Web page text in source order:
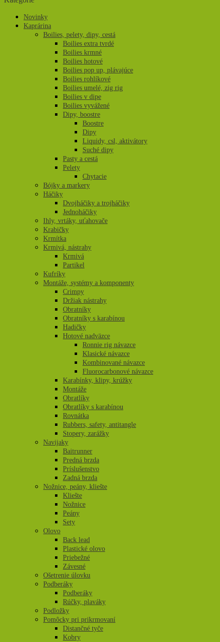
Novinky
Kaprárina
Boilies, pelety, dipy, cestá
Boilies extra tvrdé
Boilies krmné
Boilies hotové
Boilies pop up, plávajúce
Boilies rohlíkové
Boilies umelé, zig rig
Boilies v dipe
Boilies vyvážené
Dipy, boostre
Boostre
Dipy
Liquidy, csl, aktivátory
Suché dipy
Pasty a cestá
Pelety
Chytacie
Bójky a markery
Háčiky
Dvojháčiky a trojháčiky
Jednoháčiky
Ihly, vrtáky, uťahovače
Krabičky
Krmítka
Krmivá, nástrahy
Krmivá
Partikel
Kufríky
Montáže, systémy a komponenty
Crimpy
Držiak nástrahy
Obratníky
Obratníky s karabínou
Hadičky
Hotové nadväzce
Ronnie rig návazce
Klasické návazce
Kombinované návazce
Fluorocarbonové návazce
Karabínky, klipy, krúžky
Montáže
Obratlíky
Obratlíky s karabínou
Rovnátka
Rubbers, safety, antitangle
Stopery, zarážky
Navijaky
Baitrunner
Predná brzda
Príslušenstvo
Zadná brzda
Nožnice, peány, kliešte
Kliešte
Nožnice
Peány
Sety
Olovo
Back lead
Plastické olovo
Priebežné
Závesné
Ošetrenie úlovku
Podberáky
Podberáky
Rúčky, plaváky
Podložky
Pomôcky pri prikrmovaní
Distančné tyče
Kobry